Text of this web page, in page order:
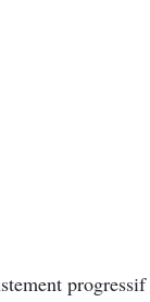
progressif